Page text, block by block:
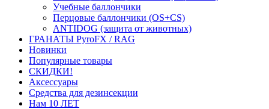
Учебные баллончики
Перцовые баллончики (OS+CS)
ANTIDOG (защита от животных)
ГРАНАТЫ PyroFX / RAG
Новинки
Популярные товары
СКИДКИ!
Аксессуары
Средства для дезинсекции
Нам 10 ЛЕТ